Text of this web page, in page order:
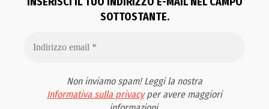
SOTTOSTANTE.
Non inviamo spam! Leggi la nostra
Informativa sulla privacyper avere maggiori